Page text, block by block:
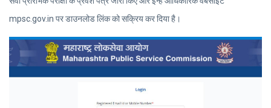
mpsc.gov.in पर डाउनलोड लिंक को सक्रिय कर दिया है।